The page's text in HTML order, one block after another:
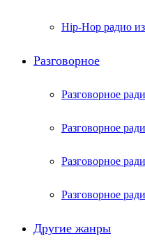
Hip-Hop радио
Разговорное
Разговорное
Разговорное
Разговорное
Разговорное
Другие жанры